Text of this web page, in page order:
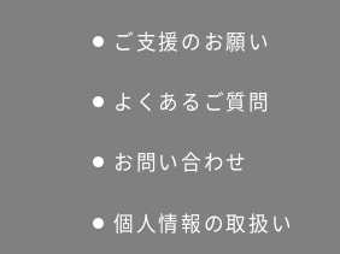
ご支援のお願い
よくあるご質問
お問い合わせ
個人情報の取扱い